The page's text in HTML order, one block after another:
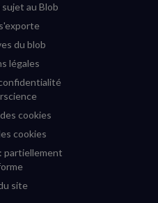
au Blob
du blob
légales
cookies
cookies
partiellement
site